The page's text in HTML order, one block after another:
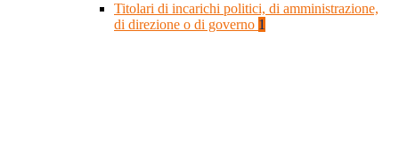
Titolari di incarichi politici, di amministrazione,
di direzione o di governo 1